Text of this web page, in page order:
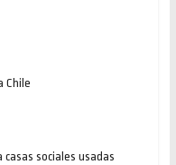
Chile
sociales usadas